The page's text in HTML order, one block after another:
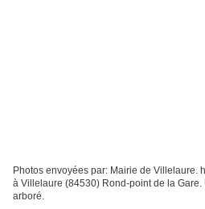
Photos envoyées par: Mairie de Villelaure.
à Villelaure (84530) Rond-point de la
arboré.